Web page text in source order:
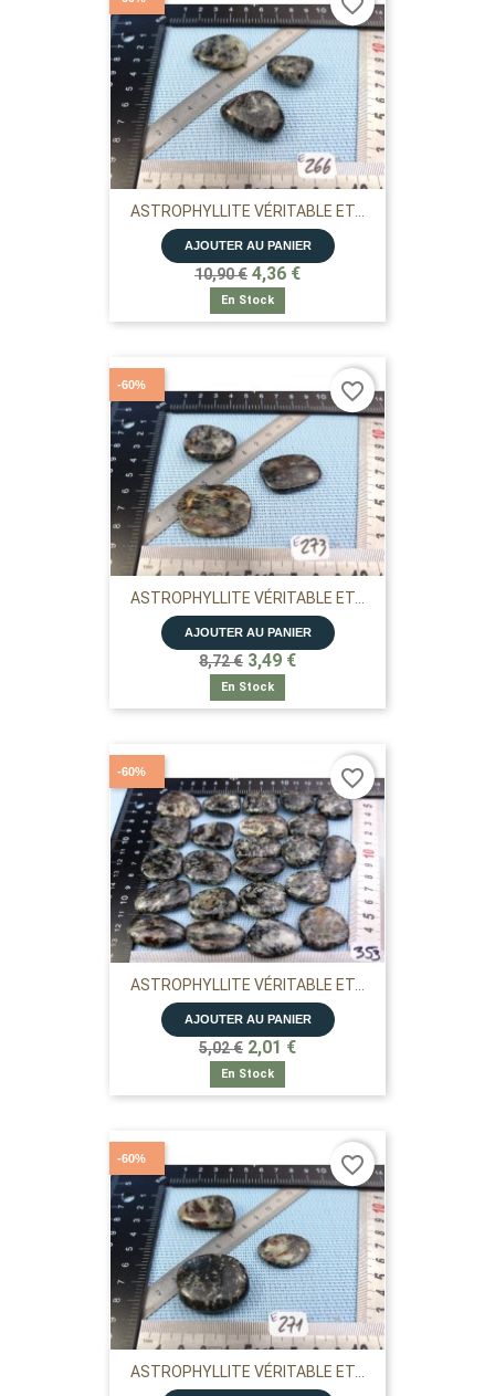
ASTROPHYLLITE VÉRITABLE ET...
AJOUTER AU PANIER
10,90 € 4,36 €
En Stock
ASTROPHYLLITE VÉRITABLE ET...
AJOUTER AU PANIER
8,72 € 3,49 €
En Stock
-60% favorite_border
ASTROPHYLLITE VÉRITABLE ET...
AJOUTER AU PANIER
5,02 € 2,01 €
En Stock
-60% favorite_border
ASTROPHYLLITE VÉRITABLE ET...
-60% favorite_border